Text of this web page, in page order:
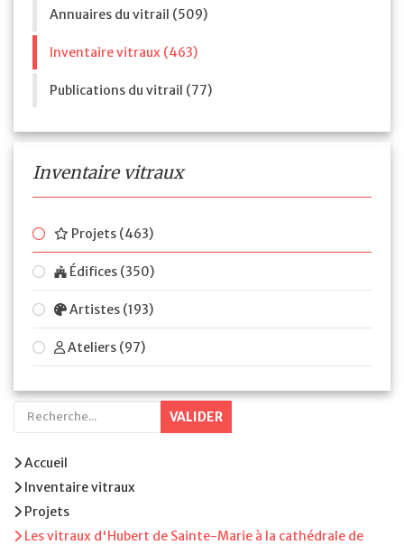
Annuaires du vitrail (509)
Inventaire vitraux (463)
Publications du vitrail (77)
Inventaire vitraux
Projets (463)
Édifices (350)
Artistes (193)
Ateliers (97)
VALIDER
Accueil
Inventaire vitraux
Projets
Les vitraux d'Hubert de Sainte-Marie à la cathédrale de